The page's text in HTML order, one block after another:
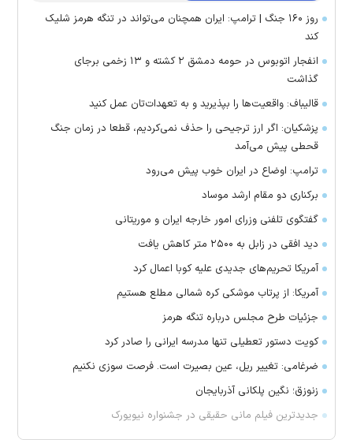
روز ۱۶۰ جنگ | ترامپ: ایران همچنان می‌تواند در تنگه هرمز شلیک
کند
انفجار اتوبوس در حومه دمشق ۲ کشته و ۱۳ زخمی برجای
گذاشت
قالیباف: واقعیت‌ها را بپذیرید و به تعهدات‌تان عمل کنید
پزشکیان: اگر ارز ترجیحی را حذف نمی‌کردیم، قطعا در زمان جنگ
قحطی پیش می‌آمد
ترامپ: اوضاع در ایران خوب پیش می‌رود
برکناری دو مقام ارشد موساد
گفتگوی تلفنی وزرای امور خارجه ایران و موریتانی
دید افقی در زابل به ۲۵۰۰ متر کاهش یافت
آمریکا تحریم‌های جدیدی علیه کوبا اعمال کرد
آمریکا: از پرتاب موشکی کره شمالی مطلع هستیم
جزئیات طرح مجلس درباره تنگه هرمز
کویت دستور تعطیلی تنها مدرسه ایرانی را صادر کرد
ضرغامی: تغییر ریل، عین بصیرت است. فرصت سوزی نکنیم
زنوزق؛ نگین پلکانی آذربایجان
جدیدترین فیلم مانی حقیقی در جشنواره نیویورک